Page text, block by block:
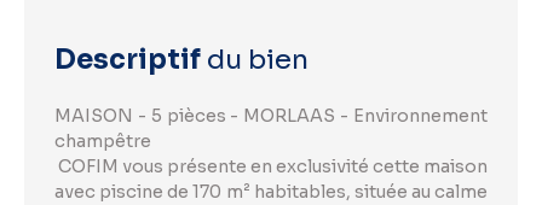
Descriptif du bien
MAISON - 5 pièces - MORLAAS - Environnement
champêtre
COFIM vous présente en exclusivité cette maison
avec piscine de 170 m² habitables, située au calme